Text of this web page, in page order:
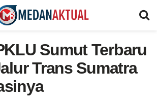
Sumut Terbaru
Trans Sumatra